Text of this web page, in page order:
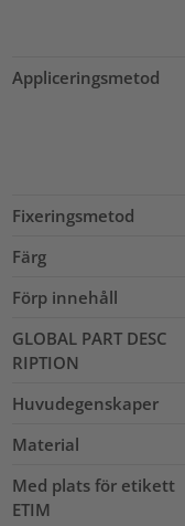
Appliceringsmetod
Fixeringsmetod
Färg
Förp innehåll
GLOBAL PART DESC
RIPTION
Huvudegenskaper
Material
Med plats för etikett
ETIM